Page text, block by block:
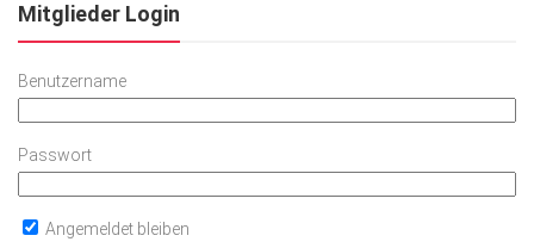
Mitglieder Login
Benutzername
Passwort
Angemeldet bleiben